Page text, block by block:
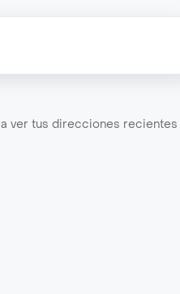
ver tus direcciones recientes